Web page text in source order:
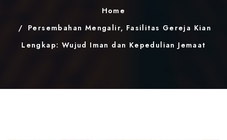
Home
Persembahan Mengalir, Fasilitas Gereja Kian
Lengkap: Wujud Iman dan Kepedulian Jemaat